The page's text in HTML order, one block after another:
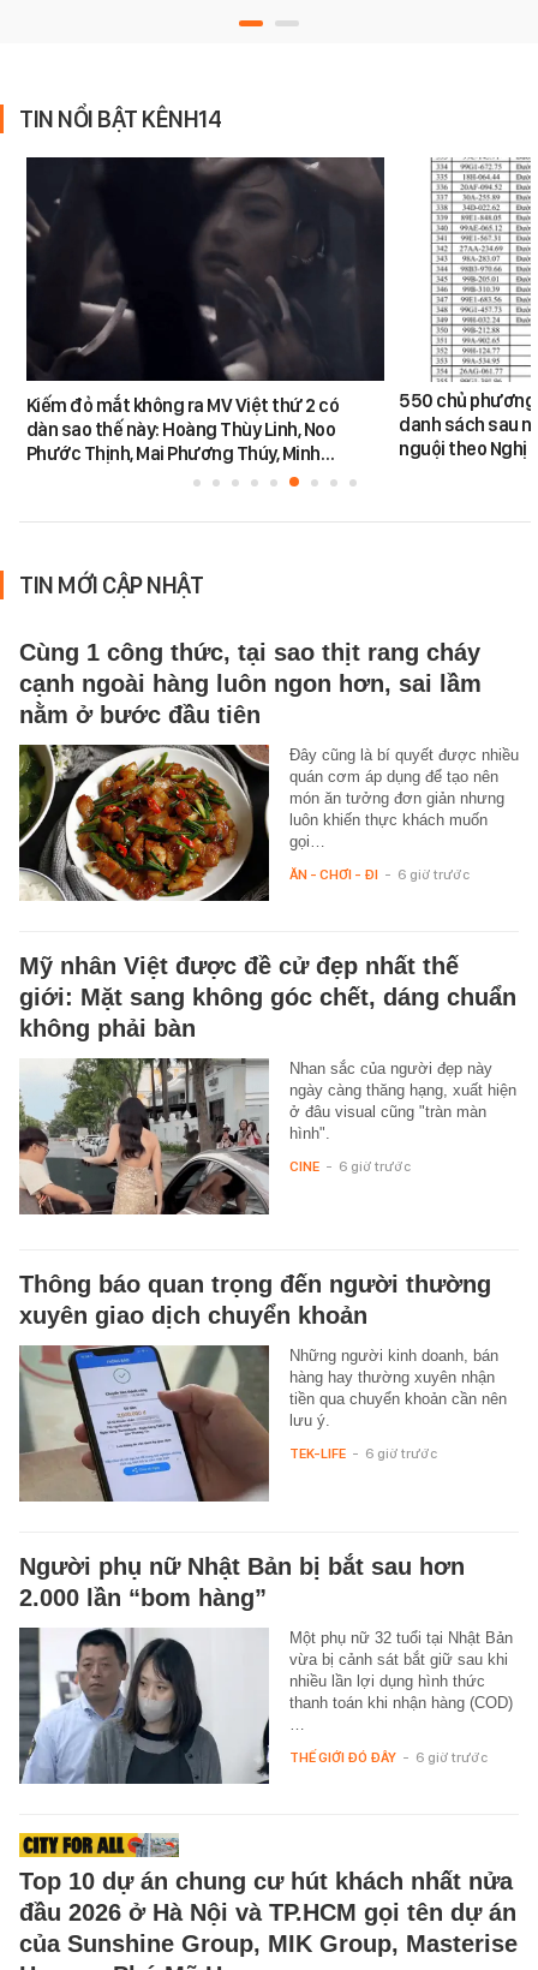
TIN NỔI BẬT KÊNH14
Kiếm đỏ mắt không ra MV Việt thứ 2 có
dàn sao thế này: Hoàng Thùy Linh, Noo
Phước Thịnh, Mai Phương Thúy, Minh…
550 chủ
danh sách sau
nguội theo Nghị
TIN MỚI CẬP NHẬT
Cùng 1 công thức, tại sao thịt rang cháy
cạnh ngoài hàng luôn ngon hơn, sai lầm
nằm ở bước đầu tiên
Đây cũng là bí quyết được nhiều
quán cơm áp dụng để tạo nên
món ăn tưởng đơn giản nhưng
luôn khiến thực khách muốn
gọi…
ĂN - CHƠI - ĐI - 6 giờ trước
Mỹ nhân Việt được đề cử đẹp nhất thế
giới: Mặt sang không góc chết, dáng chuẩn
không phải bàn
Nhan sắc của người đẹp này
ngày càng thăng hạng, xuất hiện
ở đâu visual cũng "tràn màn
hình".
CINE - 6 giờ trước
Thông báo quan trọng đến người thường
xuyên giao dịch chuyển khoản
Những người kinh doanh, bán
hàng hay thường xuyên nhận
tiền qua chuyển khoản cần nên
lưu ý.
TEK-LIFE - 6 giờ trước
Người phụ nữ Nhật Bản bị bắt sau hơn
2.000 lần “bom hàng”
Một phụ nữ 32 tuổi tại Nhật Bản
vừa bị cảnh sát bắt giữ sau khi
nhiều lần lợi dụng hình thức
thanh toán khi nhận hàng (COD)
THẾ GIỚI ĐÓ ĐÂY - 6 giờ trước
Top 10 dự án chung cư hút khách nhất nửa
đầu 2026 ở Hà Nội và TP.HCM gọi tên dự án
của Sunshine Group, MIK Group, Masterise